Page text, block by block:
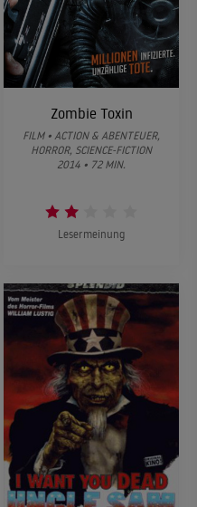
Zombie Toxin
FILM • ACTION & ABENTEUER,
HORROR, SCIENCE-FICTION
2014 • 72 MIN.
Lesermeinung